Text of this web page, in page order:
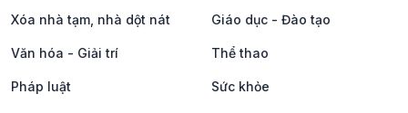
Xóa nhà tạm, nhà dột nát Giáo dục - Đào tạo
Văn hóa - Giải trí Thể thao
Pháp luật Sức khỏe